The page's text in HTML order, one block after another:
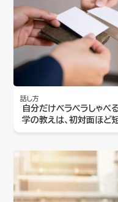
話し方
自分だけベラベラしゃべ
学の教えは、初対面ほど